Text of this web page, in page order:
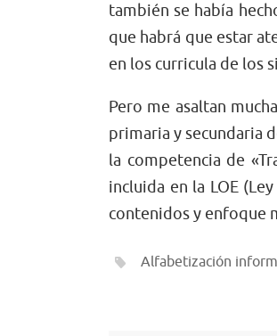
también se había
que habrá que estar
en los curricula de los
Pero me asaltan
primaria y secundaria
la competencia de
incluida en la LOE
contenidos y enfoque
Alfabetización